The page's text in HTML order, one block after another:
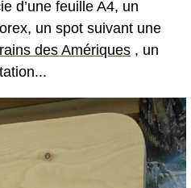
d’une feuille A4, un
un spot suivant une
des Amériques , un